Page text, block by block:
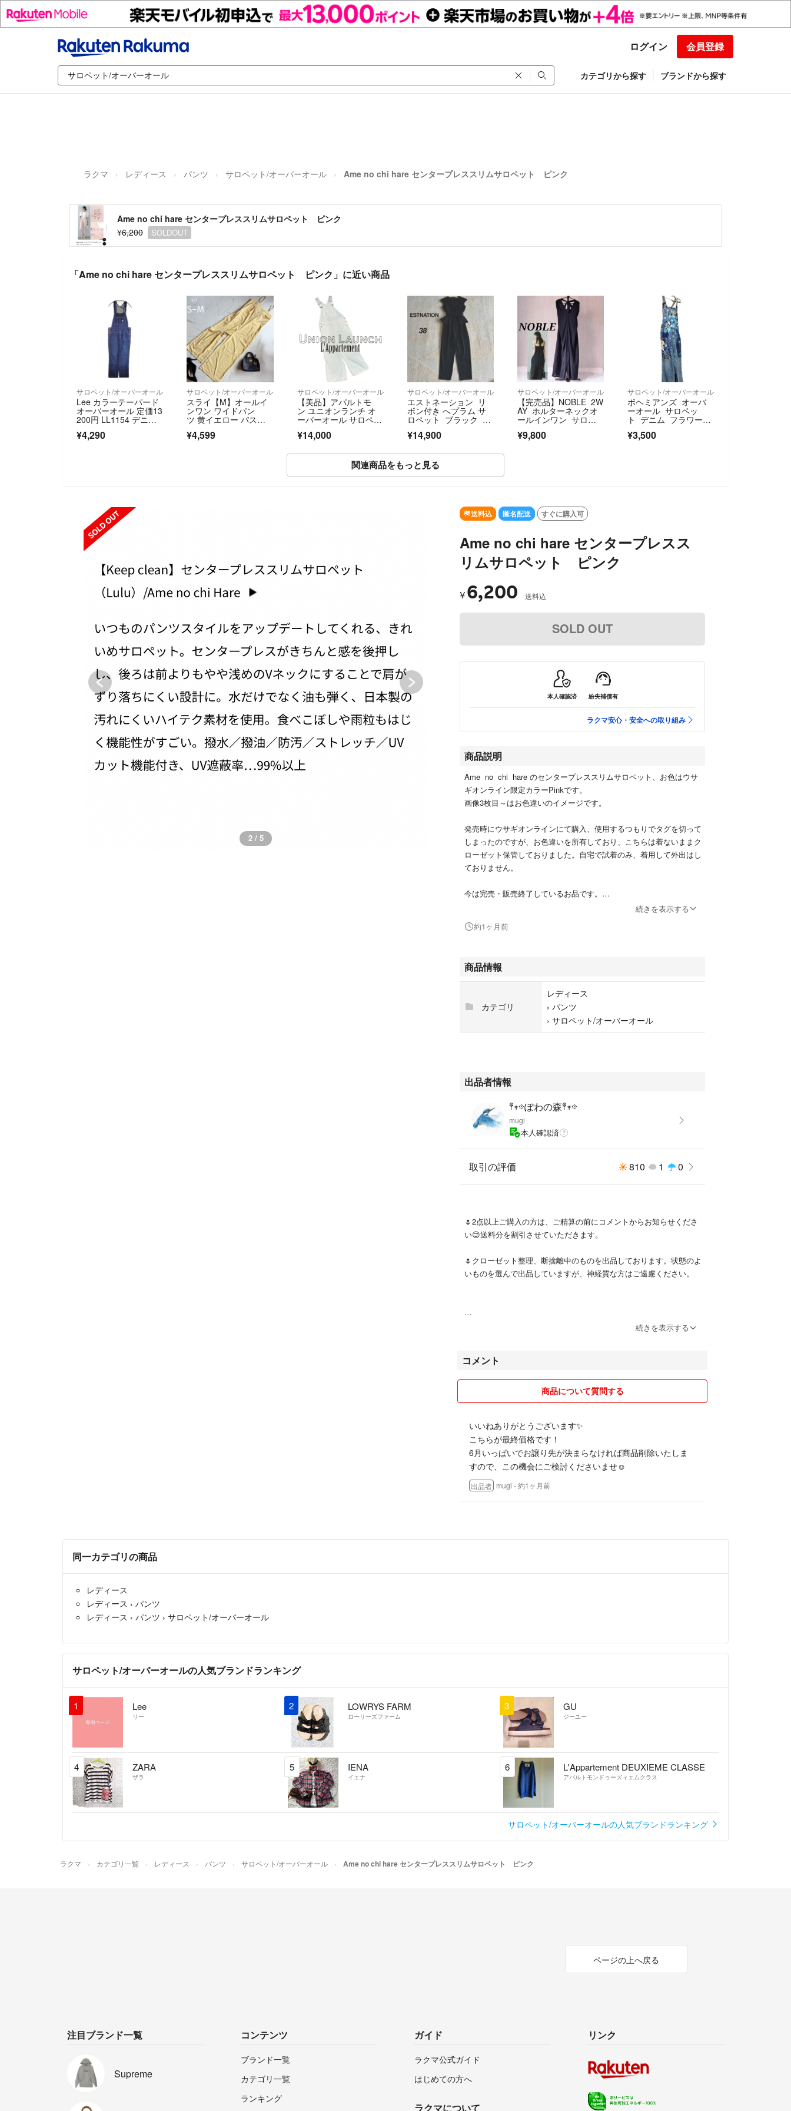
ログイン 会員登録
カテゴリから探す ブランドから探す
ラクマ レディース パンツ サロペット/オーバーオール Ame no chi hare センタープレススリムサロペット ピンク
Ame no chi hare センタープレススリムサロペット ピンク
¥6,200
SOLDOUT
「Ame no chi hare センタープレススリムサロペット ピンク」に近い商品
サロペット/オーバーオール
Lee カラーテーパード
オーバーオール 定価13
200円 LL1154 デニ
ム サロペット オーバ
ーオール ネイビー レ
¥4,290
サロペット/オーバーオール
スライ【M】オールイ
ンワン ワイドパン
ツ 黄イエロー パステ
ルカラー サロペッ
ト ロング リゾー
¥4,599
サロペット/オーバーオール
【美品】アパルトモ
ン ユニオンランチ オ
ーバーオール サロペッ
ト 白 つなぎ 別注
¥14,000
サロペット/オーバーオール
エストネーション リ
ボン付き へプラム サ
ロペット ブラック 極
美品 38
¥14,900
サロペット/オーバーオール
【完売品】NOBLE 2W
AY ホルターネックオ
ールインワン サロペ
ット ワイド 23SS B
K ベイクルーズ
¥9,800
サロペット/オーバーオール
ボヘミアンズ オーバ
ーオール サロペッ
ト デニム フラワー
柄 サイズ0
¥3,500
関連商品をもっと見る
SOLD OUT
3 / 5
送料込 匿名配送 すぐに購入可
Ame no chi hare センタープレスス
リムサロペット ピンク
¥ 6,200 送料込
SOLD OUT
本人確認済 紛失補償有
ラクマ安心・安全への取り組み
商品説明
Ame no chi hare のセンタープレススリムサロペット、お色はウサ
ギオンライン限定カラーPinkです。
画像3枚目～はお色違いのイメージです。
発売時にウサギオンラインにて購入、使用するつもりでタグを切って
しまったのですが、お色違いを所有しており、こちらは着ないままク
ローゼット保管しておりました。自宅で試着のみ、着用して外出はし
ておりません。
今は完売・販売終了しているお品です。
断捨離のためお探しの方にお譲りできれば嬉しいです。折りたたんで
#Amenochihare
#Ame
続きを表示する
約1ヶ月前
商品情報
カテゴリ
レディース
› パンツ
› サロペット/オーバーオール
出品者情報
𖤣𖥧𖡼ぽわの森𖤣𖥧𖡼
mugi
本人確認済
取引の評価 810 1 0
🌷2点以上ご購入の方は、ご精算の前にコメントからお知らせくださ
い😊送料分を割引させていただきます。
🌷クローゼット整理、断捨離中のものを出品しております。状態のよ
いものを選んで出品していますが、神経質な方はご遠慮ください。
◾ハンドメイド以外のその他私物USED商品に関しましては、メッセー
⸝꙳.˖刺繍ブローチのショップ開設しました⸝꙳.˖
⚝.‎˖٭BASEショップ「Nephesh」🦢⚝.‎˖٭
オートクチュール仕立ての一点物ブローチです。
続きを表示する
コメント
商品について質問する
いいねありがとうございます✨
こちらが最終価格です！
6月いっぱいでお譲り先が決まらなければ商品削除いたしま
すので、この機会にご検討くださいませ☺️
出品者 mugi - 約1ヶ月前
同一カテゴリの商品
レディース
レディース › パンツ
レディース › パンツ › サロペット/オーバーオール
サロペット/オーバーオールの人気ブランドランキング
1 Lee
リー
2 LOWRYS FARM
ローリーズファーム
3 GU
ジーユー
4 ZARA
ザラ
5 IENA
イエナ
6 L'Appartement DEUXIEME CLASSE
アパルトモンドゥーズィエムクラス
サロペット/オーバーオールの人気ブランドランキング
ラクマ カテゴリ一覧 レディース パンツ サロペット/オーバーオール Ame no chi hare センタープレススリムサロペット ピンク
ページの上へ戻る
注目ブランド一覧
Supreme
コンテンツ
ブランド一覧
カテゴリ一覧
ランキング
ガイド
ラクマ公式ガイド
はじめての方へ
ラクマについて
リンク